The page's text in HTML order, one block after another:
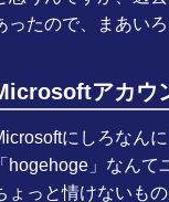
ったので、まあい
アカウ
にしろなん
「hogehoge」なん
ょっと情けないもの